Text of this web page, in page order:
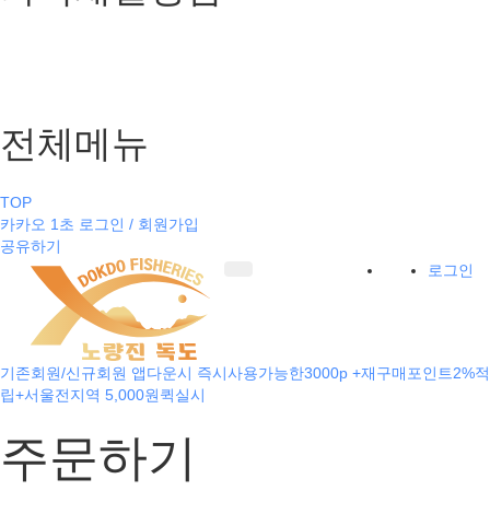
전체메뉴
TOP
카카오 1초 로그인 / 회원가입
공유하기
로그인
기존회원/신규회원 앱다운시 즉시사용가능한3000p +재구매포인트2%적
립+서울전지역 5,000원퀵실시
주문하기